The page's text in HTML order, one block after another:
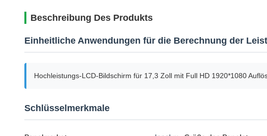
Beschreibung Des Produkts
Einheitliche Anwendungen für die Berechnung der
Hochleistungs-LCD-Bildschirm für 17,3 Zoll mit Full HD 1920*1080
Schlüsselmerkmale